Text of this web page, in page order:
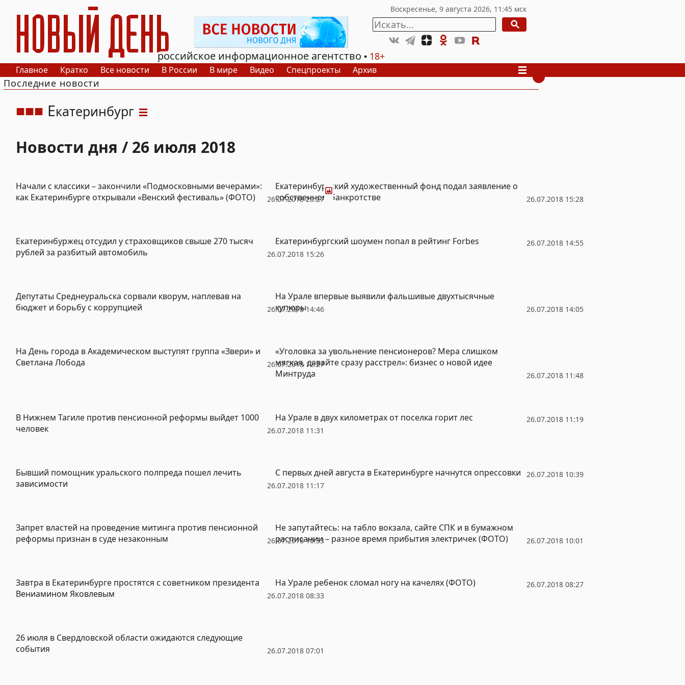
РИА Новый День
российское информационное агентство
18+
Главное Кратко Все новости В России В мире Видео Спецпроекты Архив
Последние новости
Екатеринбург
Новости дня / 26 июля 2018
26.07.2018 20:27
Начали с классики – закончили «Подмосковными вечерами»:
как Екатеринбурге открывали «Венский фестиваль» (ФОТО)
Фото
26.07.2018 15:28
Екатеринбургский художественный фонд подал заявление о
собственном банкротстве
26.07.2018 15:26
Екатеринбуржец отсудил у страховщиков свыше 270 тысяч
рублей за разбитый автомобиль
26.07.2018 14:55
Екатеринбургский шоумен попал в рейтинг Forbes
26.07.2018 14:46
Депутаты Среднеуральска сорвали кворум, наплевав на
бюджет и борьбу с коррупцией
26.07.2018 14:05
На Урале впервые выявили фальшивые двухтысячные
купюры
26.07.2018 12:27
На День города в Академическом выступят группа «Звери» и
Светлана Лобода
26.07.2018 11:48
«Уголовка за увольнение пенсионеров? Мера слишком
мягкая, давайте сразу расстрел»: бизнес о новой идее
Минтруда
26.07.2018 11:31
В Нижнем Тагиле против пенсионной реформы выйдет 1000
человек
26.07.2018 11:19
На Урале в двух километрах от поселка горит лес
26.07.2018 11:17
Бывший помощник уральского полпреда пошел лечить
зависимости
26.07.2018 10:39
С первых дней августа в Екатеринбурге начнутся опрессовки
26.07.2018 10:33
Запрет властей на проведение митинга против пенсионной
реформы признан в суде незаконным
26.07.2018 10:01
Не запутайтесь: на табло вокзала, сайте СПК и в бумажном
расписании – разное время прибытия электричек (ФОТО)
26.07.2018 08:33
Завтра в Екатеринбурге простятся с советником президента
Вениамином Яковлевым
26.07.2018 08:27
На Урале ребенок сломал ногу на качелях (ФОТО)
26.07.2018 07:01
26 июля в Свердловской области ожидаются следующие
события